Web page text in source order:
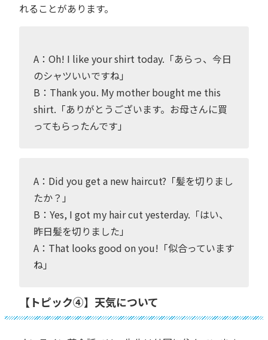
れることがあります。
A：Oh! I like your shirt today.「あらっ、今日
のシャツいいですね」
B：Thank you. My mother bought me this
shirt.「ありがとうございます。お母さんに買
ってもらったんです」
A：Did you get a new haircut?「髪を切りまし
たか？」
B：Yes, I got my hair cut yesterday.「はい、
昨日髪を切りました」
A：That looks good on you!「似合っています
ね」
【トピック④】天気について